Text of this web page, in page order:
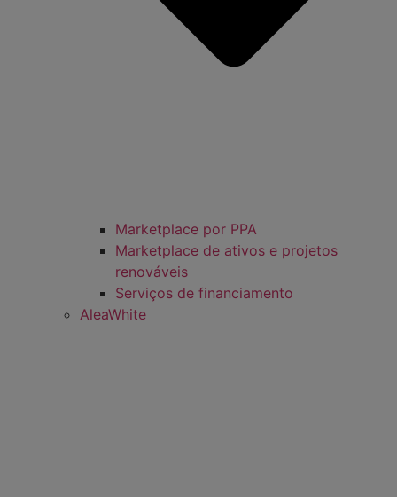
Marketplace por PPA
Marketplace de ativos e projetos
renováveis
Serviços de financiamento
AleaWhite